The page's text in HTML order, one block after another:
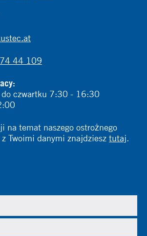
44 109
do czwartku 7:30 - 16:30
na temat naszego ostrożnego
Twoimi danymi znajdziesz tutaj.